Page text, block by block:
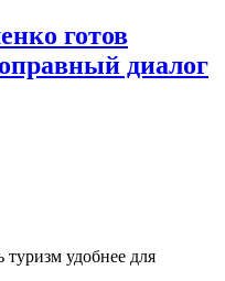
готов
диалог
удобнее для